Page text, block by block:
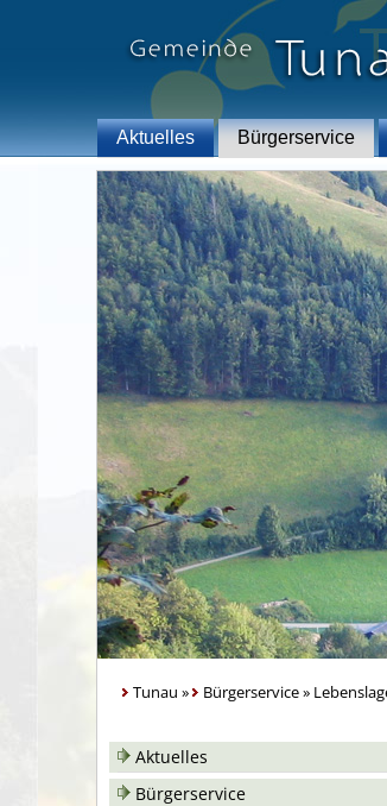
Aktuelles Bürgerservice
Tunau » Bürgerservice»
Aktuelles
Bürgerservice